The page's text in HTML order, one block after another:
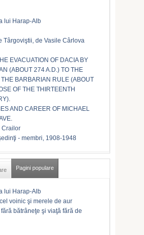
lui Harap-Alb
Târgoviştii, de Vasile Cârlova
EVACUATION OF DACIA BY
(ABOUT 274 A.D.) TO THE
THE BARBARIAN RULE (ABOUT
OF THE THIRTEENTH
AND CAREER OF MICHAEL
Crailor
- membri, 1908-1948
Pagini populare
lui Harap-Alb
voinic şi merele de aur
bătrâneţe şi viaţă fără de